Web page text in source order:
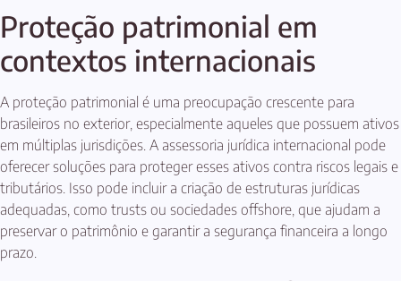
Proteção patrimonial em
contextos internacionais
A proteção patrimonial é uma preocupação crescente para
brasileiros no exterior, especialmente aqueles que possuem ativos
em múltiplas jurisdições. A assessoria jurídica internacional pode
oferecer soluções para proteger esses ativos contra riscos legais e
tributários. Isso pode incluir a criação de estruturas jurídicas
adequadas, como trusts ou sociedades offshore, que ajudam a
preservar o patrimônio e garantir a segurança financeira a longo
prazo.